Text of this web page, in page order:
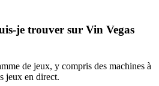
je trouver sur Vin Vegas
de jeux, y compris des machines à
jeux en direct.